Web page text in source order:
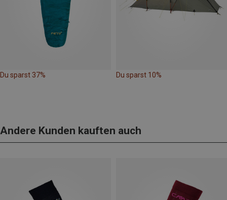
Du sparst 37% Du sparst 10%
Andere Kunden kauften auch